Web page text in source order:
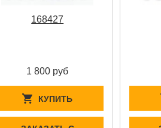
168427
1 800 руб
КУПИТЬ